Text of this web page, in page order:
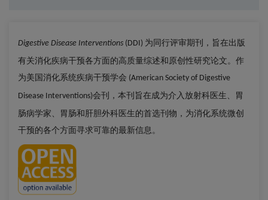
Digestive Disease Interventions (DDI) 为同行评审期刊，旨在出版
有关消化疾病干预各方面的高质量综述和原创性研究论文。作
为美国消化系统疾病干预学会 (American Society of Digestive
Disease Interventions)会刊
，本刊旨在成为介入放射科医生、胃
肠病学家、胃肠和肝胆外科医生的首选刊物，为消化系统微创
干预的各个方面寻求可靠的最新信息。